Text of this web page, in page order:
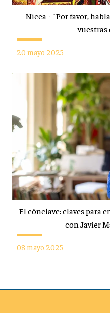
Nicea - "Por favor,
20 mayo 2025
El cónclave: claves para
con Javier
08 mayo 2025